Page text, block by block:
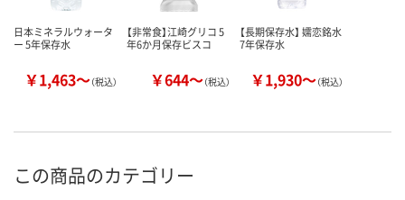
日本ミネラルウォータ
ー 5年保存水
￥1,463～（税込）
【非常食】江崎グリコ 5
年6か月保存ビスコ
￥644～（税込）
【長期保存水】 嬬恋銘水
7年保存水
￥1,930～（税込）
この商品のカテゴリー